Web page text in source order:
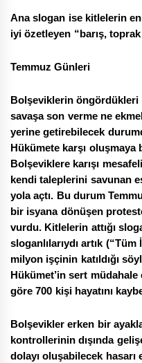
Ana slogan ise kitlelerin
iyi özetleyen “barış,
Temmuz Günleri
Bolşeviklerin
savaşa son verme ne
yerine getirebilecek
Hükümete karşı oluşmaya
Bolşeviklere karışı
kendi taleplerini savunan
yola açtı. Bu durum
bir isyana dönüşen
vurdu. Kitlelerin attığı
sloganlılarıydı artık
milyon işçinin katıldığı
Hükümet’in sert
göre 700 kişi hayatını
Bolşevikler erken bir
kontrollerinin dışında
dolayı oluşabilecek